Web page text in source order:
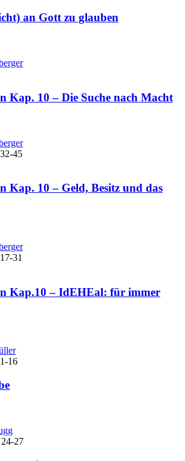
an Gott zu glauben
Kap. 10 – Die Suche nach Macht
45
Kap. 10 – Geld, Besitz und das
31
Kap.10 – IdEHEal: für immer
16
27